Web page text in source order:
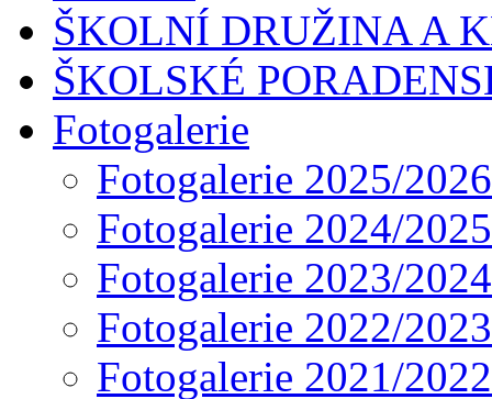
ŠKOLNÍ DRUŽINA A
ŠKOLSKÉ
Fotogalerie
Fotogalerie 2025/2026
Fotogalerie 2024/2025
Fotogalerie 2023/2024
Fotogalerie 2022/2023
Fotogalerie 2021/2022